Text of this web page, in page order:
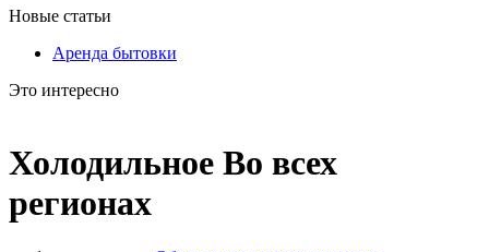
Новые статьи
Аренда бытовки
Это интересно
Холодильное Во всех
регионах